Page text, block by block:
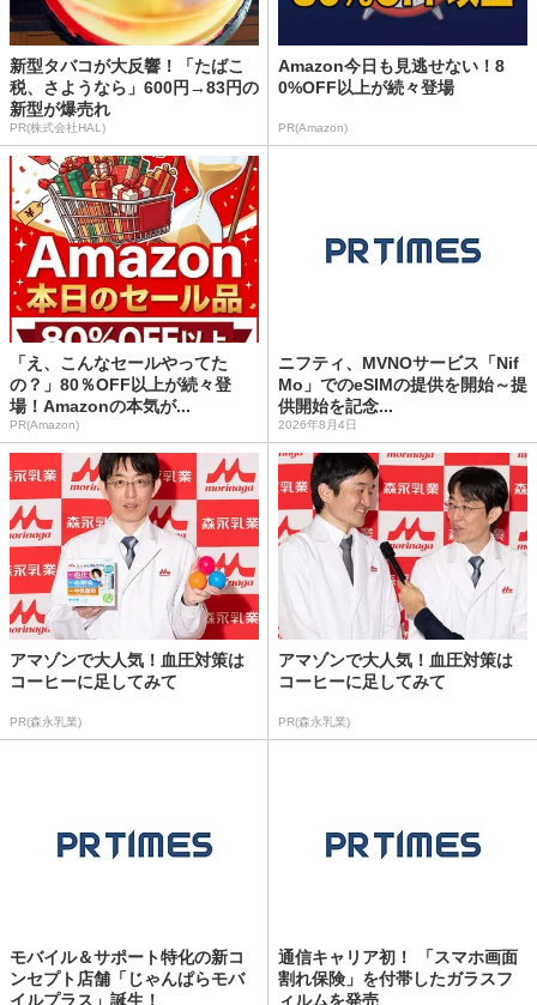
新型タバコが大反響！「たばこ
税、さようなら」600円→83円の
新型が爆売れ
PR(株式会社HAL)
Amazon今日も見逃せない！8
0%OFF以上が続々登場
PR(Amazon)
「え、こんなセールやってた
の？」80％OFF以上が続々登
場！Amazonの本気が...
PR(Amazon)
ニフティ、MVNOサービス「Nif
Mo」でのeSIMの提供を開始～提
供開始を記念...
2026年8月4日
アマゾンで大人気！血圧対策は
コーヒーに足してみて
PR(森永乳業)
アマゾンで大人気！血圧対策は
コーヒーに足してみて
PR(森永乳業)
モバイル＆サポート特化の新コ
ンセプト店舗「じゃんぱらモバ
イルプラス」誕生！
通信キャリア初！ 「スマホ画面
割れ保険」を付帯したガラスフ
ィルムを発売